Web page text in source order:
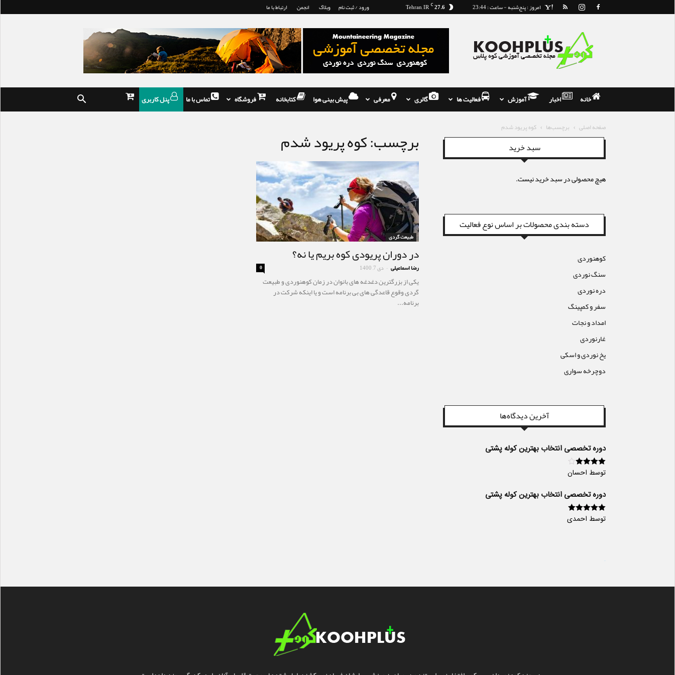
27.6
C
Tehran, IR امروز : پنج‌شنبه - ساعت : 23:44 ورود / ثبت نام وبلاگ انجمن ارتباط با ما
مجله
و
فروشگاه
تخصصی
نوردی
خانه اخبار آموزش فعالیت ها گالری معرفی پیش بینی هوا کتابخانه فروشگاه تماس با ما پنل کاربری
صفحه اصلی برچسب‌ها کوه پریود شدم برچسب: کوه پریود شدم
طبیعت گردی
در دوران پریودی کوه بریم یا نه؟
رضا اسماعیلی - دی 7, 1400 0
یکی از بزرگترین دغدغه های بانوان در زمان کوهنوردی و طبیعت
گردی وقوع قاعدگی های بی برنامه است و یا اینکه شرکت در
برنامه...
سبد خرید
هیچ محصولی در سبد خرید نیست.
دسته بندی محصولات بر اساس نوع فعالیت
کوهنوردی
سنگ نوردی
دره نوردی
سفر و کمپینگ
امداد و نجات
غارنوردی
یخ نوردی و اسکی
دوچرخه سواری
آخرین دیدگاه‌ها
دوره تخصصی انتخاب بهترین کوله پشتی
امتیاز 4از
توسط احسان
دوره تخصصی انتخاب بهترین کوله پشتی
امتیاز 5از 5
توسط احمدی